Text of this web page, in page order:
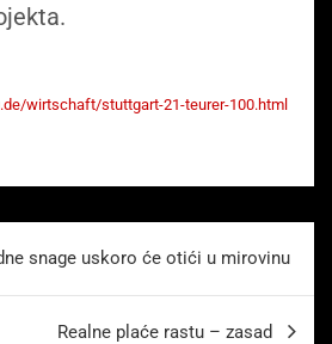
wirtschaft/stuttgart-21-teurer-100.html
snage uskoro će otići u mirovinu
Realne plaće rastu – zasad